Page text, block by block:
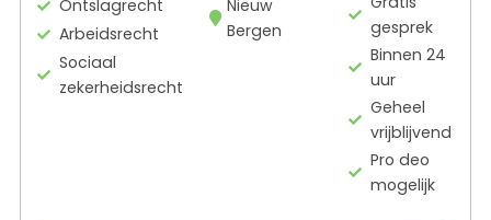
Ontslagrecht
Arbeidsrecht
Sociaal
zekerheidsrecht
Nieuw
Bergen
gesprek
Binnen 24
uur
Geheel
vrijblijvend
Pro deo
mogelijk